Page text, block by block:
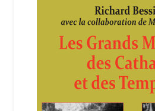
Livres de Peter Randa
Livres de Philippe Randa
Login Customizer
Nous Contacter